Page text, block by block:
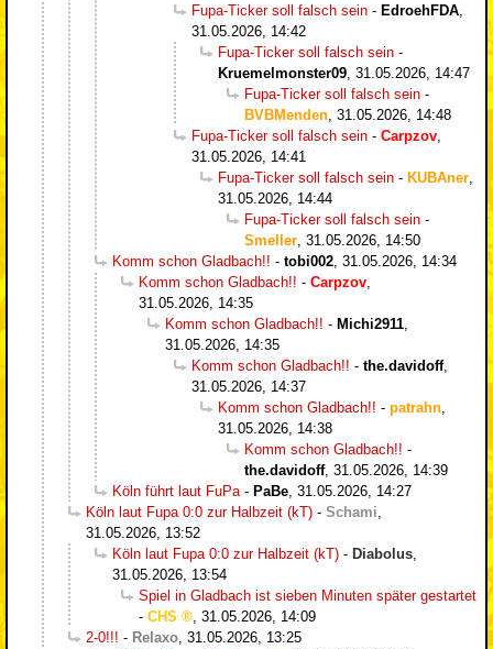
Fupa-Ticker soll falsch sein - EdroehFDA,
31.05.2026, 14:42
Fupa-Ticker soll falsch sein -
Kruemelmonster09, 31.05.2026, 14:47
Fupa-Ticker soll falsch sein -
BVBMenden, 31.05.2026, 14:48
Fupa-Ticker soll falsch sein - Carpzov,
31.05.2026, 14:41
Fupa-Ticker soll falsch sein - KUBAner,
31.05.2026, 14:44
Fupa-Ticker soll falsch sein -
Smeller, 31.05.2026, 14:50
Komm schon Gladbach!! - tobi002, 31.05.2026, 14:34
Komm schon Gladbach!! - Carpzov,
31.05.2026, 14:35
Komm schon Gladbach!! - Michi2911,
31.05.2026, 14:35
Komm schon Gladbach!! - the.davidoff,
31.05.2026, 14:37
Komm schon Gladbach!! - patrahn,
31.05.2026, 14:38
Komm schon Gladbach!! -
the.davidoff, 31.05.2026, 14:39
Köln führt laut FuPa- PaBe, 31.05.2026, 14:27
Köln laut Fupa 0:0 zur Halbzeit (kT) - Schami,
31.05.2026, 13:52
Köln laut Fupa 0:0 zur Halbzeit (kT) - Diabolus,
31.05.2026, 13:54
Spiel in Gladbach ist sieben Minuten später gestartet
- CHS , 31.05.2026, 14:09
2-0!!! - Relaxo, 31.05.2026, 13:25